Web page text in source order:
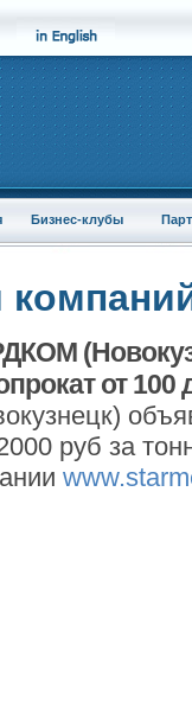
Бизнес-клубы
от 100
руб за